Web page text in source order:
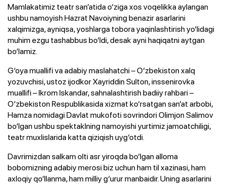
Mamlakatimiz teatr san’atida o‘ziga xos voqelikka aylangan
ushbu namoyish Hazrat Navoiyning benazir asarlarini
xalqimizga, ayniqsa, yoshlarga tobora yaqinlashtirish yo‘lidagi
muhim ezgu tashabbus bo‘ldi, desak ayni haqiqatni aytgan
bo‘lamiz.
G‘oya muallifi va adabiy maslahatchi – O‘zbekiston xalq
yozuvchisi, ustoz ijodkor Xayriddin Sulton, inssenirovka
muallifi – Ikrom Iskandar, sahnalashtirish badiiy rahbari –
O‘zbekiston Respublikasida xizmat ko‘rsatgan san’at arbobi,
Hamza nomidagi Davlat mukofoti sovrindori Olimjon Salimov
bo‘lgan ushbu spektaklning namoyishi yurtimiz jamoatchiligi,
teatr muxlislarida katta qiziqish uyg‘otdi.
Davrimizdan salkam olti asr yiroqda bo‘lgan alloma
bobomizning adabiy merosi biz uchun ham til xazinasi, ham
axloqiy qo‘llanma, ham milliy g‘urur manbaidir. Uning asarlarini